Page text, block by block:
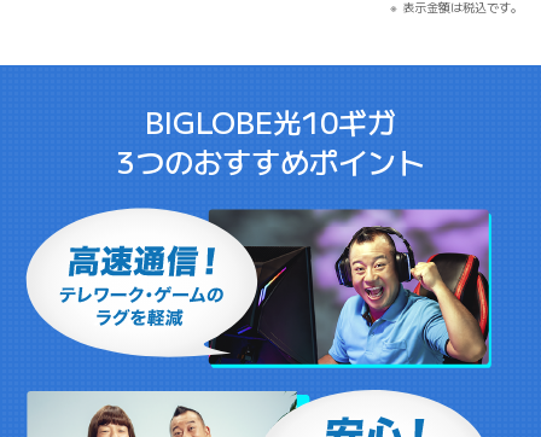
表示金額は税込です。
BIGLOBE光10ギガ
3つのおすすめポイント